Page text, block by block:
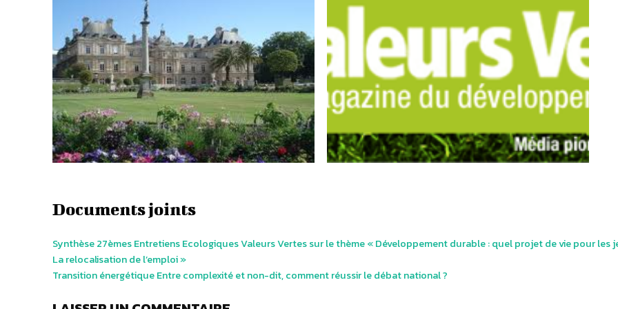
Documents joints
Synthèse 27èmes Entretiens Ecologiques Valeurs Vertes sur le thème « Développement durable : quel projet de vie pour les
La relocalisation de l’emploi »
Transition énergétique Entre complexité et non-dit, comment réussir le débat national ?